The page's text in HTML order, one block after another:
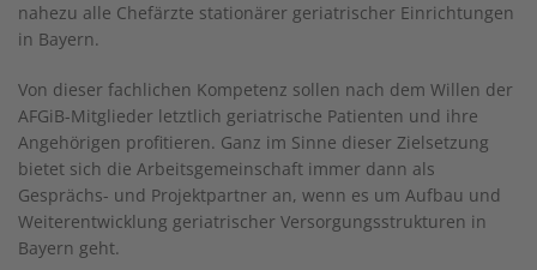
nahezu alle Chefärzte stationärer geriatrischer Einrichtungen
in Bayern.
Von dieser fachlichen Kompetenz sollen nach dem Willen der
AFGiB-Mitglieder letztlich geriatrische Patienten und ihre
Angehörigen profitieren. Ganz im Sinne dieser Zielsetzung
bietet sich die Arbeitsgemeinschaft immer dann als
Gesprächs- und Projektpartner an, wenn es um Aufbau und
Weiterentwicklung geriatrischer Versorgungsstrukturen in
Bayern geht.